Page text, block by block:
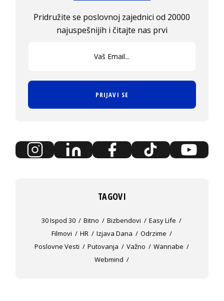
Pridružite se poslovnoj zajednici od 20000
najuspešnijih i čitajte nas prvi
PRIJAVI SE
TAGOVI
30 Ispod 30 Bitno Bizbendovi
Easy Life
Filmovi
HR Izjava Dana
Odrzime
Poslovne Vesti
Putovanja Važno
Wannabe
Webmind